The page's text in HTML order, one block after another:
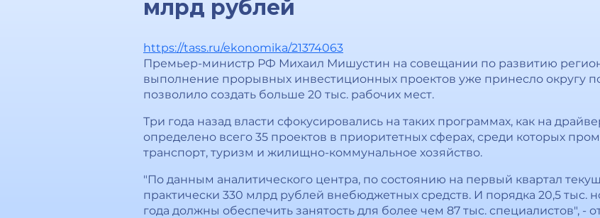
млрд рублей
https://tass.ru/ekonomika/21374063
Премьер-министр РФ Михаил Мишустин на совещании по развитию
выполнение прорывных инвестиционных проектов уже принесло округу
позволило создать больше 20 тыс. рабочих мест.
Три года назад власти сфокусировались на таких программах, как на
определено всего 35 проектов в приоритетных сферах, среди которых
транспорт, туризм и жилищно-коммунальное хозяйство.
"По данным аналитического центра, по состоянию на первый квартал
практически 330 млрд рублей внебюджетных средств. И порядка 20,5 тыс.
года должны обеспечить занятость для более чем 87 тыс. специалистов",